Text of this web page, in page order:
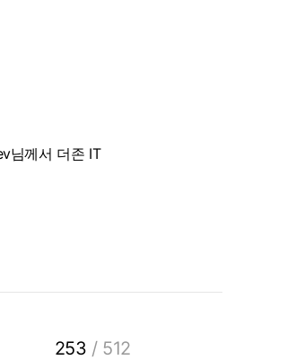
님께서 더존 IT
253 / 512